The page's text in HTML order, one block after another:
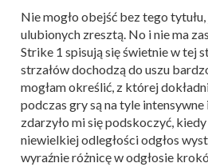
Nie mogło obejść bez tego
ulubionych zresztą. No i nie ma
Strike 1 spisują się świetnie w tej
strzałów dochodzą do uszu
mogłam określić, z której
podczas gry są na tyle
zdarzyło mi się podskoczyć,
niewielkiej odległości odgłos
wyraźnie różnicę w odgłosie